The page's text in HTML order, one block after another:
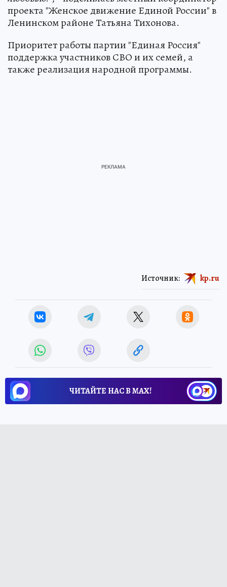
проекта "Женское движение Единой России" в
Ленинском районе Татьяна Тихонова.
Приоритет работы партии "Единая Россия"
поддержка участников СВО и их семей, а
также реализация народной программы.
Источник: kp.ru
ЧИТАЙТЕ НАС В МАХ!